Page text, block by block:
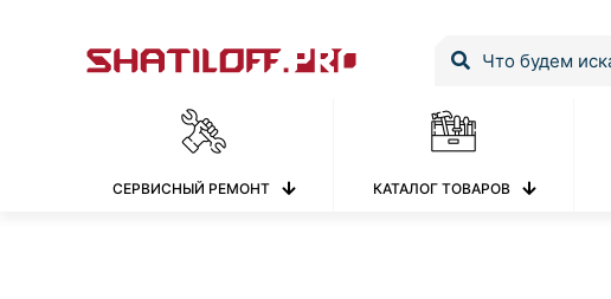
СЕРВИСНЫЙ РЕМОНТ КАТАЛОГ ТОВАРОВ